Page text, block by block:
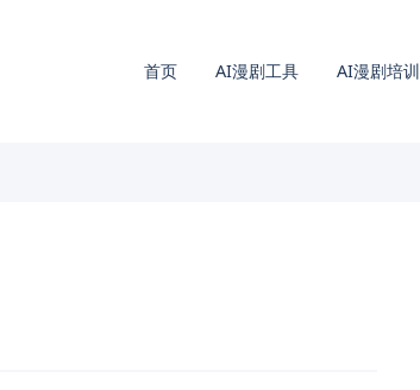
首页 AI漫剧工具 AI漫剧培训